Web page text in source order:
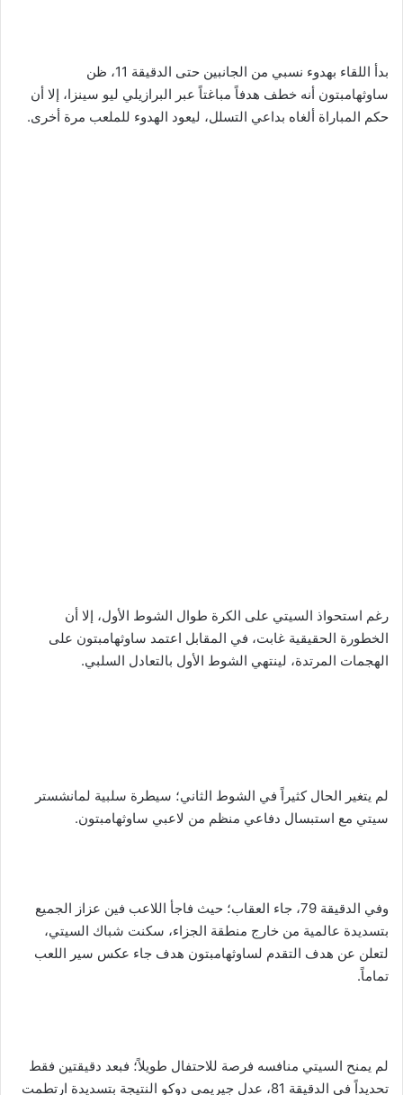
بدأ اللقاء بهدوء نسبي من الجانبين حتى الدقيقة 11، ظن
ساوثهامبتون أنه خطف هدفاً مباغتاً عبر البرازيلي ليو سينزا، إلا أن
حكم المباراة ألغاه بداعي التسلل، ليعود الهدوء للملعب مرة أخرى.
رغم استحواذ السيتي على الكرة طوال الشوط الأول، إلا أن
الخطورة الحقيقية غابت، في المقابل اعتمد ساوثهامبتون على
الهجمات المرتدة، لينتهي الشوط الأول بالتعادل السلبي.
لم يتغير الحال كثيراً في الشوط الثاني؛ سيطرة سلبية لمانشستر
سيتي مع استبسال دفاعي منظم من لاعبي ساوثهامبتون.
وفي الدقيقة 79، جاء العقاب؛ حيث فاجأ اللاعب فين عزاز الجميع
بتسديدة عالمية من خارج منطقة الجزاء، سكنت شباك السيتي،
لتعلن عن هدف التقدم لساوثهامبتون هدف جاء عكس سير اللعب
تماماً.
لم يمنح السيتي منافسه فرصة للاحتفال طويلاً؛ فبعد دقيقتين فقط
تحديداً في الدقيقة 81، عدل جيريمي دوكو النتيجة بتسديدة ارتطمت